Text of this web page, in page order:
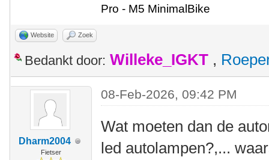
Pro - M5 MinimalBike
Website Zoek
Bedankt door: Willeke_IGKT ,
Dharm2004
Fietser
08-Feb-2026, 09:42 PM
Wat moeten dan de
led autolampen?,...